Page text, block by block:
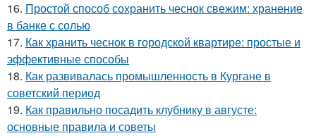
16. Простой способ сохранить чеснок свежим: хранение
в банке с солью
17. Как хранить чеснок в городской квартире: простые и
эффективные способы
18. Как развивалась промышленность в Кургане в
советский период
19. Как правильно посадить клубнику в августе:
основные правила и советы